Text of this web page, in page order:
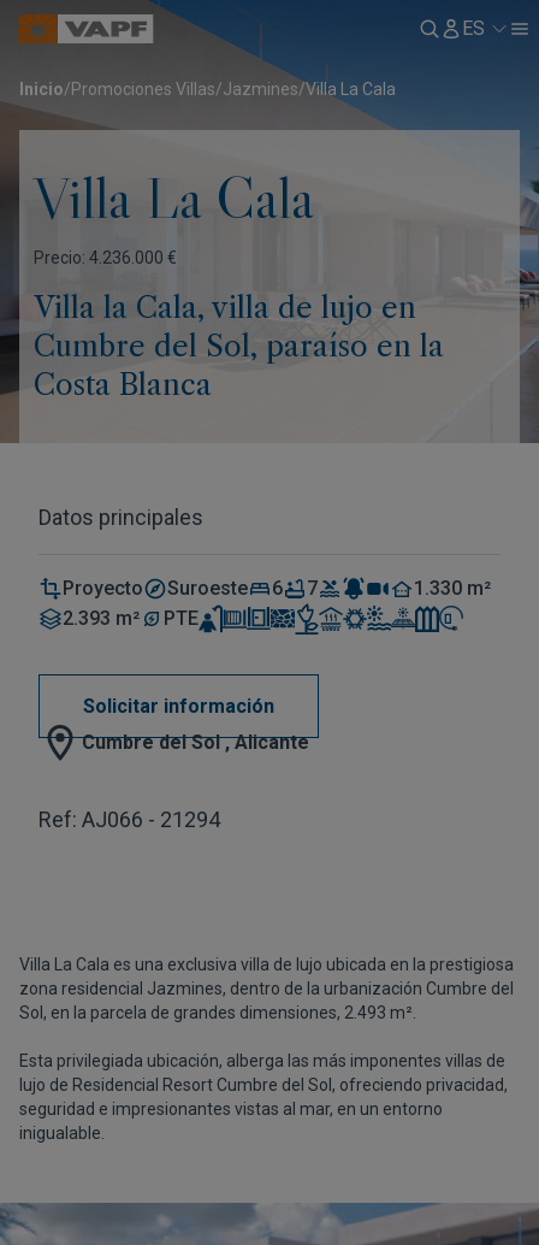
ES
Inicio/Promociones Villas/Jazmines/Villa La Cala
Villa La Cala
Precio: 4.236.000 €
Villa la Cala, villa de lujo en
Cumbre del Sol, paraíso en la
Costa Blanca
Datos principales
Proyecto Suroeste 6 7
1.330 m²
2.393 m²
PTE
Solicitar información
Cumbre del Sol , Alicante
Ref: AJ066 - 21294
Villa La Cala es una exclusiva villa de lujo ubicada en la prestigiosa
zona residencial Jazmines, dentro de la urbanización Cumbre del
Sol, en la parcela de grandes dimensiones, 2.493 m².
Esta privilegiada ubicación, alberga las más imponentes villas de
lujo de Residencial Resort Cumbre del Sol, ofreciendo privacidad,
seguridad e impresionantes vistas al mar, en un entorno
inigualable.